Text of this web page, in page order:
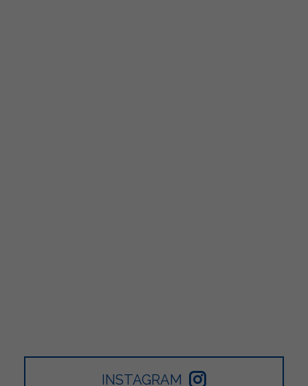
INSTAGRAM